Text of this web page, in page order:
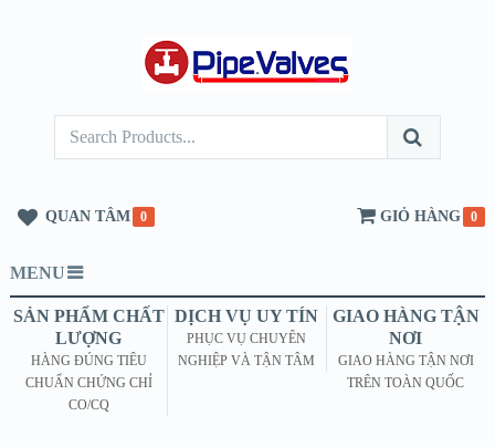
QUAN TÂM 0 GIỎ HÀNG 0
MENU
SẢN PHẨM CHẤT
LƯỢNG
HÀNG ĐÚNG TIÊU
CHUẨN CHỨNG CHỈ
CO/CQ
DỊCH VỤ UY TÍN
PHỤC VỤ CHUYÊN
NGHIỆP VÀ TẬN TÂM
GIAO HÀNG TẬN
NƠI
GIAO HÀNG TẬN NƠI
TRÊN TOÀN QUỐC